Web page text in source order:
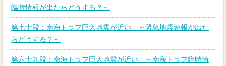
臨時情報が出たらどうする？～
第七十段：南海トラフ巨大地震が近い ～緊急地震速報が出た
らどうする？～
第六十九段：南海トラフ巨大地震が近い ～南海トラフ臨時情